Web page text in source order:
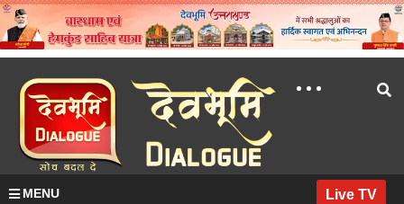
MENU Live TV